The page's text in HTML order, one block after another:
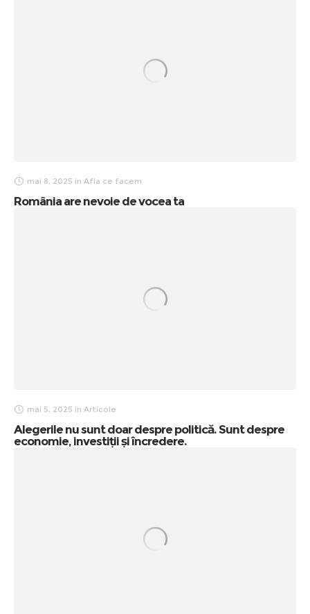
mai 8, 2025 in Afla ce facem
România are nevoie de vocea ta
mai 5, 2025 in Articole
Alegerile nu sunt doar despre politică. Sunt despre
economie, investiții și încredere.